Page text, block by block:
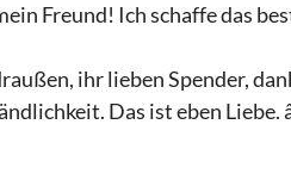
Freund! Ich schaffe das
ihr lieben Spender,
Das ist eben Liebe.